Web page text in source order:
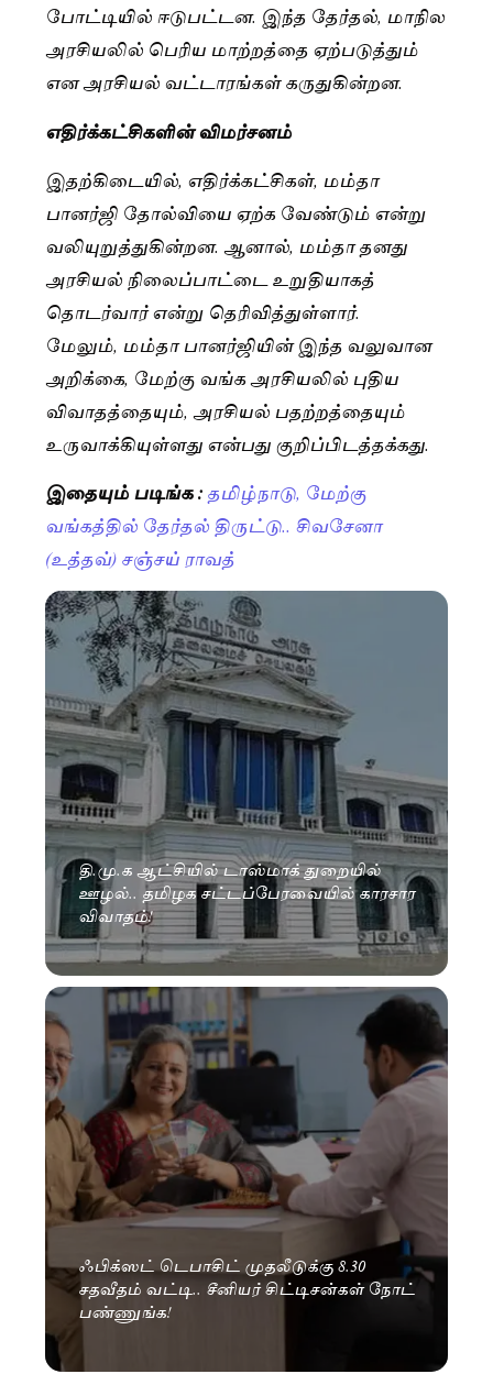
போட்டியில் ஈடுபட்டன. இந்த தேர்தல், மாநில
அரசியலில் பெரிய மாற்றத்தை ஏற்படுத்தும்
என அரசியல் வட்டாரங்கள் கருதுகின்றன.
எதிர்க்கட்சிகளின் விமர்சனம்
இதற்கிடையில், எதிர்க்கட்சிகள், மம்தா
பானர்ஜி தோல்வியை ஏற்க வேண்டும் என்று
வலியுறுத்துகின்றன. ஆனால், மம்தா தனது
அரசியல் நிலைப்பாட்டை உறுதியாகத்
தொடர்வார் என்று தெரிவித்துள்ளார்.
மேலும், மம்தா பானர்ஜியின் இந்த வலுவான
அறிக்கை, மேற்கு வங்க அரசியலில் புதிய
விவாதத்தையும், அரசியல் பதற்றத்தையும்
உருவாக்கியுள்ளது என்பது குறிப்பிடத்தக்கது.
இதையும் படிங்க :தமிழ்நாடு, மேற்கு
வங்கத்தில் தேர்தல் திருட்டு.. சிவசேனா
(உத்தவ்) சஞ்சய் ராவத்
தி.மு.க ஆட்சியில் டாஸ்மாக் துறையில்
ஊழல்.. தமிழக சட்டப்பேரவையில் காரசார
விவாதம்!
ஃபிக்ஸட் டெபாசிட் முதலீடுக்கு 8.30
சதவீதம் வட்டி.. சீனியர் சிட்டிசன்கள் நோட்
பண்ணுங்க!